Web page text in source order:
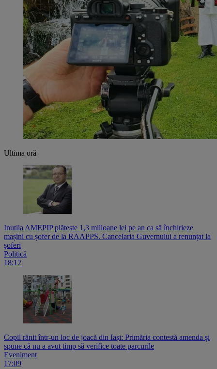
Ultima oră
Inutila AMEPIP plătește 1,3 milioane lei pe an ca să închirieze
mașini cu șofer de la RAAPPS. Cancelaria Guvernului a renunțat la
șoferi
Politică
18:12
Copil rănit într-un loc de joacă din Iași: Primăria contestă amenda și
spune că nu a avut timp să verifice toate parcurile
Eveniment
17:09